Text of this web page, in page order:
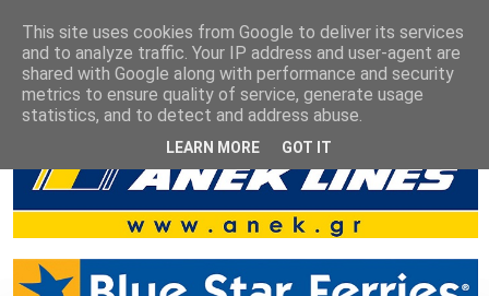
This site uses cookies from Google to deliver its services
and to analyze traffic. Your IP address and user-agent are
shared with Google along with performance and security
metrics to ensure quality of service, generate usage
statistics, and to detect and address abuse.
LEARN MORE GOT IT